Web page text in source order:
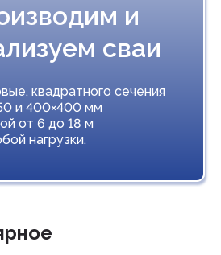
и
сваи
квадратного сечения
и 400×400 мм
от 6 до 18 м
нагрузки.